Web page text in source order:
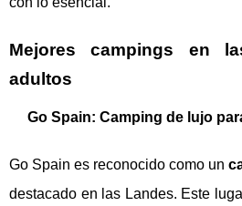
Mejores campings en
adultos
Go Spain: Camping de lujo
Go Spain es reconocido como un
destacado en las Landes. Este